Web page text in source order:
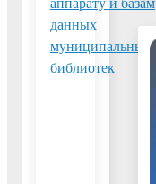
данных
муниципальных
библиотек